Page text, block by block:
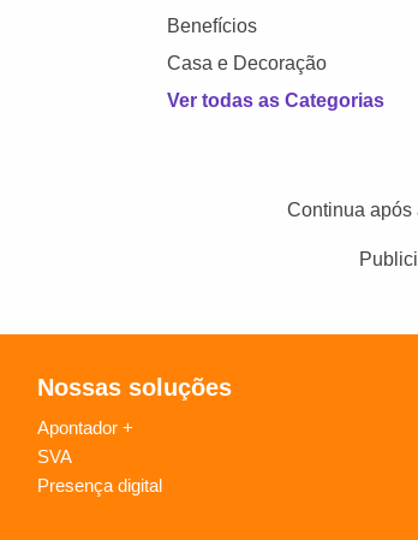
Benefícios
Casa e Decoração
Ver todas as Categorias
Continua
Nossas soluções
Apontador +
SVA
Presença digital